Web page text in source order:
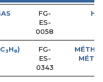
FG-
ES-
0058
3H8)
FG-
ES-
0343